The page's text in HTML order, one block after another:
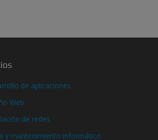
de aplicaciones
Web
de redes
y mantenimiento informático